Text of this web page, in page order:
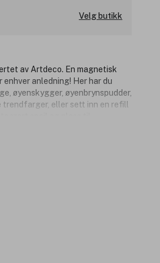
Velg butikk
av Artdeco. En magnetisk
anledning! Her har du
øyenskygger, øyenbrynspudder,
eller sett inn en refill